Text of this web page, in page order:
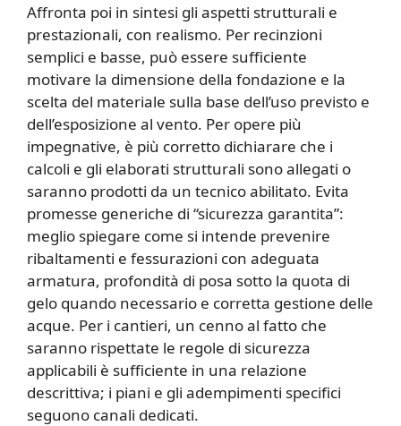
Affronta poi in sintesi gli aspetti strutturali e
prestazionali, con realismo. Per recinzioni
semplici e basse, può essere sufficiente
motivare la dimensione della fondazione e la
scelta del materiale sulla base dell’uso previsto e
dell’esposizione al vento. Per opere più
impegnative, è più corretto dichiarare che i
calcoli e gli elaborati strutturali sono allegati o
saranno prodotti da un tecnico abilitato. Evita
promesse generiche di “sicurezza garantita”:
meglio spiegare come si intende prevenire
ribaltamenti e fessurazioni con adeguata
armatura, profondità di posa sotto la quota di
gelo quando necessario e corretta gestione delle
acque. Per i cantieri, un cenno al fatto che
saranno rispettate le regole di sicurezza
applicabili è sufficiente in una relazione
descrittiva; i piani e gli adempimenti specifici
seguono canali dedicati.